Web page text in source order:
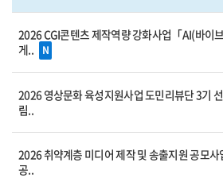
2026 CGI콘텐츠 제작역량 강화사업「AI(바이
게..
N
2026 영상문화 육성지원사업 도민리뷰단 3기
림..
2026 취약계층 미디어 제작 및 송출지원 공모사
공..